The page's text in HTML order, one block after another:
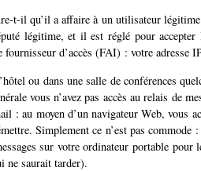
t-il qu’il a affaire à un utilisateur
légitime, et il est réglé pour
d’accès (FAI) : votre adresse
ou dans une salle de conférences
vous n’avez pas accès au relais de
: au moyen d’un navigateur Web, vous
Simplement ce n’est pas
sur votre ordinateur portable
ne saurait tarder).